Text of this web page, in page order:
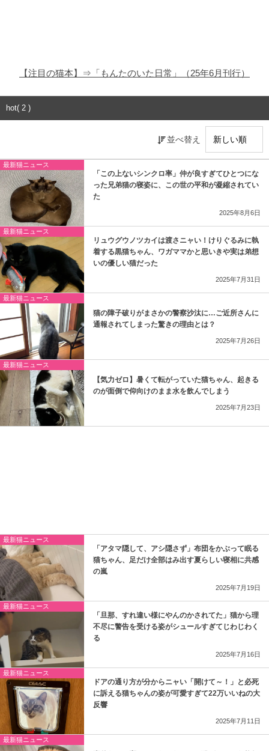
【注目の猫本】⇒「もんたのいた日常」（25年6月刊行）
hot( 2 )
並べ替え
最新猫ニュース
「この上ないシンクロ率」仲が良すぎてひとつにな
った兄弟猫の寝姿に、この世の平和が凝縮されてい
た
2025年8月6日
最新猫ニュース
リュウグウノツカイは渡さニャい！けりぐるみに執
着する黒猫ちゃん、ワガママかと思いきや実は弟想
いの優しい猫だった
2025年7月31日
最新猫ニュース
猫の障子破りがまさかの警察沙汰に…ご近所さんに
通報されてしまった驚きの理由とは？
2025年7月26日
最新猫ニュース
【気力ゼロ】暑くて転がっていた猫ちゃん、起きる
のが面倒で仰向けのまま水を飲んでしまう
2025年7月23日
最新猫ニュース
「アタマ隠して、アシ隠さず」布団をかぶって眠る
猫ちゃん、足だけ全部はみ出す夏らしい寝相に共感
の嵐
2025年7月19日
最新猫ニュース
「旦那、すれ違い様にやんのかされてた」猫から理
不尽に警告を受ける姿がシュールすぎてじわじわく
る
2025年7月16日
最新猫ニュース
ドアの通り方が分からニャい「開けて～！」と必死
に訴える猫ちゃんの姿が可愛すぎて22万いいねの大
反響
2025年7月11日
最新猫ニュース
猫のフリー写真素材